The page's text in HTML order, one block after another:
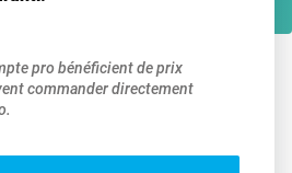
pro bénéficient de prix
commander directement